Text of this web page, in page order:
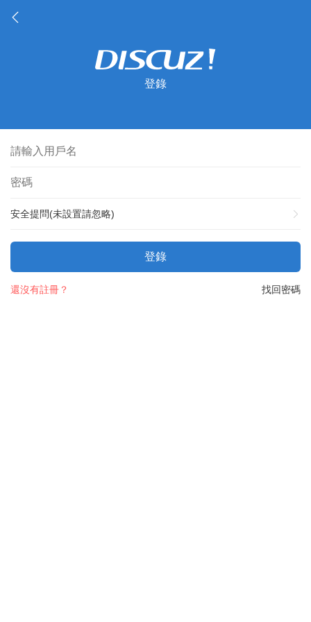
登錄
安全提問(未設置請忽略)
登錄
找回密碼
還沒有註冊？